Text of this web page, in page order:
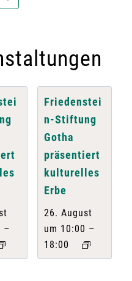
–
Friedenstei
n-Stiftung
Gotha
präsentiert
kulturelles
Erbe
26. August
um 10:00 –
18:00